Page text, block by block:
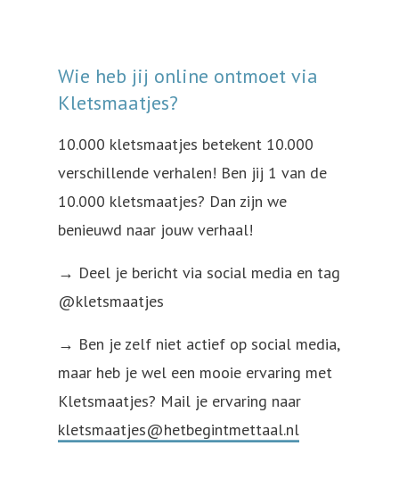
Wie heb jij online ontmoet via
Kletsmaatjes?
10.000 kletsmaatjes betekent 10.000
verschillende verhalen! Ben jij 1 van de
10.000 kletsmaatjes? Dan zijn we
benieuwd naar jouw verhaal!
→ Deel je bericht via social media en tag
@kletsmaatjes
→ Ben je zelf niet actief op social media,
maar heb je wel een mooie ervaring met
Kletsmaatjes? Mail je ervaring naar
kletsmaatjes@hetbegintmettaal.nl